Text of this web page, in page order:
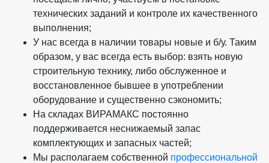
технических заданий и контроле их качественного
выполнения;
У нас всегда в наличии товары новые и б/у. Таким
образом, у вас всегда есть выбор: взять новую
строительную технику, либо обслуженное и
восстановленное бывшее в употреблении
оборудование и существенно сэкономить;
На складах ВИРАМАКС постоянно
поддерживается неснижаемый запас
комплектующих и запасных частей;
Мы располагаем собственной профессиональной